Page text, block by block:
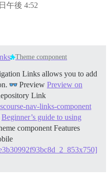
午後 4:52
Theme component
Links allows you to add
Preview Preview on
Link
nav-links-component
Beginner’s guide to using
component Features